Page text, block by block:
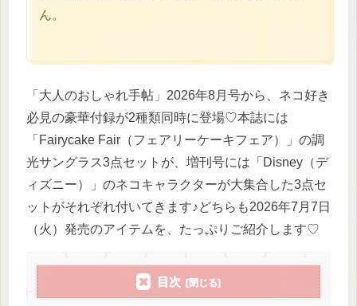
ん。
「大人のおしゃれ手帖」2026年8月号から、ネコ好き
必見の豪華付録が2種類同時に登場♡本誌には
「Fairycake Fair（フェアリーケーキフェア）」の調
光サングラス3点セットが、増刊号には「Disney（デ
ィズニー）」のネコキャラクターが大集合した3点セ
ットがそれぞれ付いてきます♪どちらも2026年7月7日
（火）発売のアイテムを、たっぷりご紹介します♡
目次